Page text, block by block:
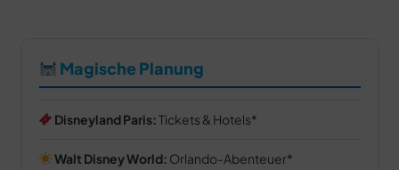
Magische Planung
Disneyland Paris:Tickets & Hotels
Walt Disney World: Orlando-Abenteuer